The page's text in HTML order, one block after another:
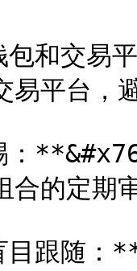
和交易
易平台，
合的定期
跟随：